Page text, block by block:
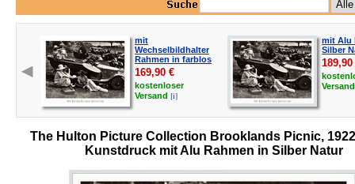
mit
Wechselbildhalter
Rahmen in farblos
169,90 €
kostenloser
Versand [i]
mit Alu
Silber
189,90
The Hulton Picture Collection Brooklands Picnic,
Kunstdruck mit Alu Rahmen in Silber Natur